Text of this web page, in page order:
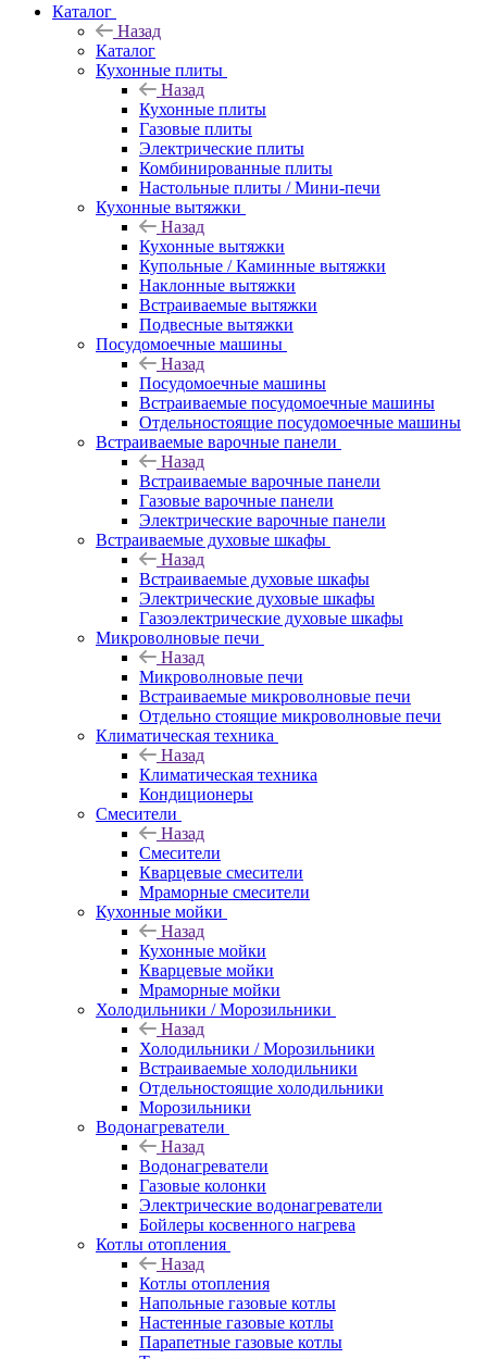
Каталог
Назад
Каталог
Кухонные плиты
Назад
Кухонные плиты
Газовые плиты
Электрические плиты
Комбинированные плиты
Настольные плиты / Мини-печи
Кухонные вытяжки
Назад
Кухонные вытяжки
Купольные / Каминные вытяжки
Наклонные вытяжки
Встраиваемые вытяжки
Подвесные вытяжки
Посудомоечные машины
Назад
Посудомоечные машины
Встраиваемые посудомоечные машины
Отдельностоящие посудомоечные машины
Встраиваемые варочные панели
Назад
Встраиваемые варочные панели
Газовые варочные панели
Электрические варочные панели
Встраиваемые духовые шкафы
Назад
Встраиваемые духовые шкафы
Электрические духовые шкафы
Газоэлектрические духовые шкафы
Микроволновые печи
Назад
Микроволновые печи
Встраиваемые микроволновые печи
Отдельно стоящие микроволновые печи
Климатическая техника
Назад
Климатическая техника
Кондиционеры
Смесители
Назад
Смесители
Кварцевые смесители
Мраморные смесители
Кухонные мойки
Назад
Кухонные мойки
Кварцевые мойки
Мраморные мойки
Холодильники / Морозильники
Назад
Холодильники / Морозильники
Встраиваемые холодильники
Отдельностоящие холодильники
Морозильники
Водонагреватели
Назад
Водонагреватели
Газовые колонки
Электрические водонагреватели
Бойлеры косвенного нагрева
Котлы отопления
Назад
Котлы отопления
Напольные газовые котлы
Настенные газовые котлы
Парапетные газовые котлы